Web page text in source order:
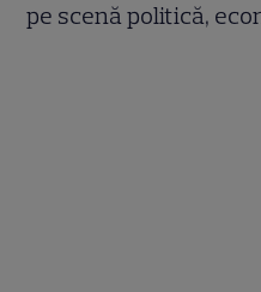
pe scenă politică,